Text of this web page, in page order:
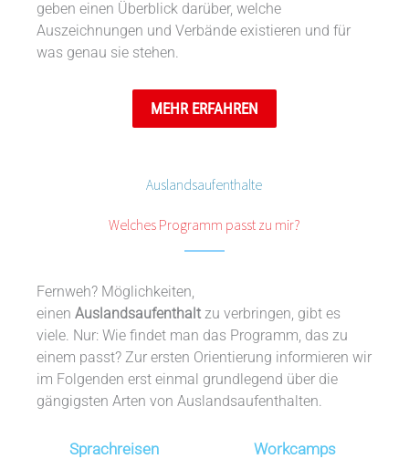
geben einen Überblick darüber, welche
Auszeichnungen und Verbände existieren und für
was genau sie stehen.
MEHR ERFAHREN
Auslandsaufenthalte
Welches Programm passt zu mir?
Fernweh? Möglichkeiten,
einenAuslandsaufenthalt zu verbringen, gibt es
viele. Nur: Wie findet man das Programm, das zu
einem passt? Zur ersten Orientierung informieren wir
im Folgenden erst einmal grundlegend über die
gängigsten Arten von Auslandsaufenthalten.
Sprachreisen Workcamps